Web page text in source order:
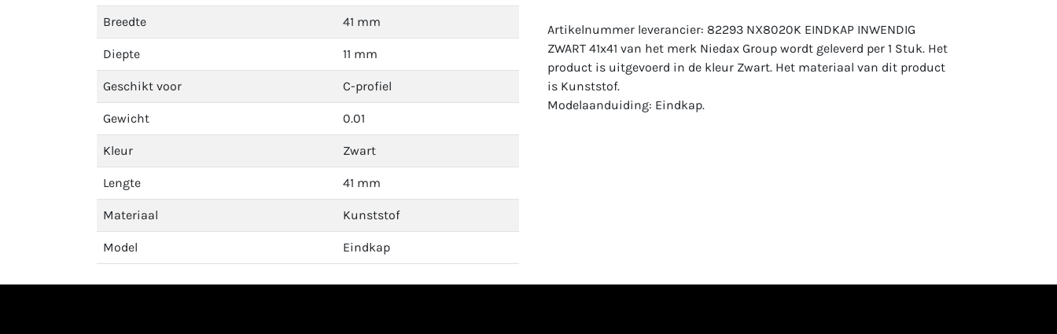
Breedte 41 mm
Diepte 11 mm
Geschikt voor C-profiel
Gewicht 0.01
Kleur Zwart
Lengte 41 mm
Materiaal Kunststof
Model Eindkap
Artikelnummer leverancier: 82293 NX8020K EINDKAP INWENDIG
ZWART 41x41 van het merk Niedax Group wordt geleverd per 1 Stuk. Het
product is uitgevoerd in de kleur Zwart. Het materiaal van dit product
is Kunststof.
Modelaanduiding: Eindkap.